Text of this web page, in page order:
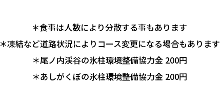
＊食事は人数により分散する事もあります
＊凍結など道路状況によりコース変更になる場合もあります
＊尾ノ内渓谷の氷柱環境整備協力金 200円
＊あしがくぼの氷柱環境整備協力金 200円